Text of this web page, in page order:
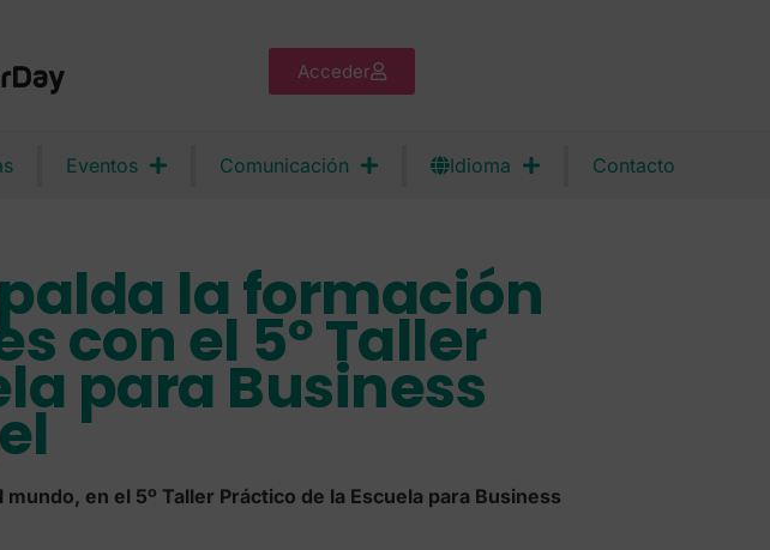
Acceder
Eventos Comunicación Idioma Contacto
la formación
con el 5º Taller
para Business
en el 5º Taller Práctico de la Escuela para Business